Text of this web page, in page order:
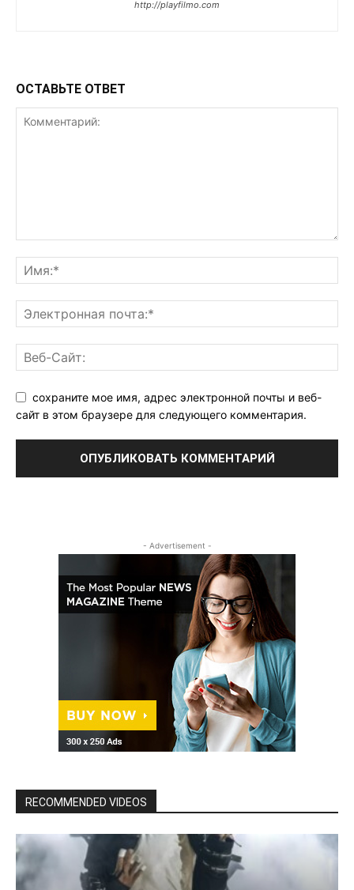
http://playfilmo.com
ОСТАВЬТЕ ОТВЕТ
сохраните мое имя, адрес электронной почты и веб-
сайт в этом браузере для следующего комментария.
- Advertisement -
RECOMMENDED VIDEOS